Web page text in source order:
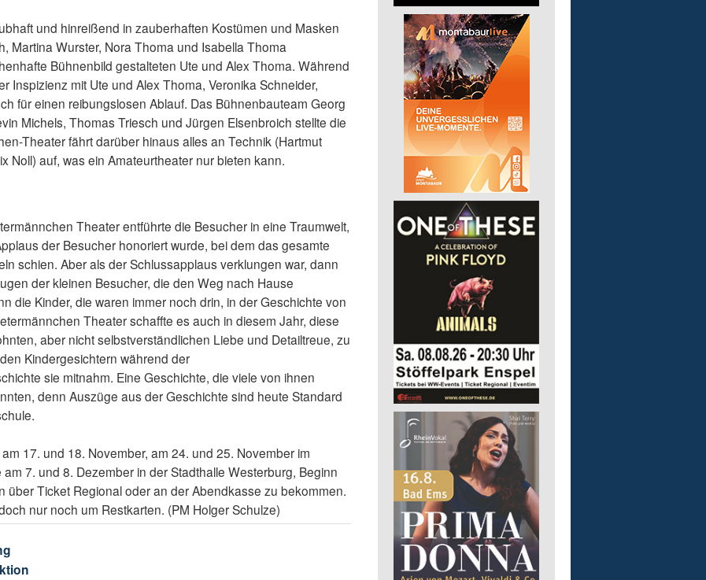
und hinreißend in zauberhaften Kostümen und Masken
Martina Wurster, Nora Thoma und Isabella Thoma
Bühnenbild gestalteten Ute und Alex Thoma. Während
Inspizienz mit Ute und Alex Thoma, Veronika Schneider,
für einen reibungslosen Ablauf. Das Bühnenbauteam Georg
Michels, Thomas Triesch und Jürgen Elsenbroich stellte die
Theater fährt darüber hinaus alles an Technik (Hartmut
Noll) auf, was ein Amateurtheater nur bieten kann.
Theater entführte die Besucher in eine Traumwelt,
der Besucher honoriert wurde, bei dem das gesamte
schien. Aber als der Schlussapplaus verklungen war, dann
der kleinen Besucher, die den Weg nach Hause
die Kinder, die waren immer noch drin, in der Geschichte von
Theater schaffte es auch in diesem Jahr, diese
aber nicht selbstverständlichen Liebe und Detailtreue, zu
Kindergesichtern während der
sie mitnahm. Eine Geschichte, die viele von ihnen
denn Auszüge aus der Geschichte sind heute Standard
17. und 18. November, am 24. und 25. November im
7. und 8. Dezember in der Stadthalle Westerburg, Beginn
über Ticket Regional oder an der Abendkasse zu bekommen.
nur noch um Restkarten. (PM Holger Schulze)